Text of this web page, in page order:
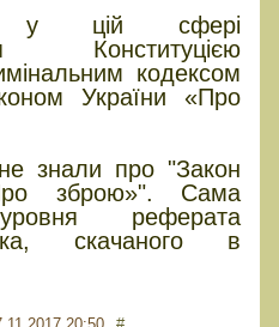
у цій сфері
Конституцією
кодексом
України «Про
знали про "Закон
зброю»". Сама
реферата
скачаного в